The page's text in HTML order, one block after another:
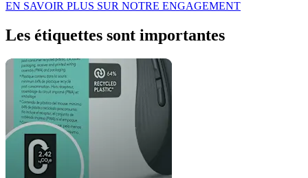
EN SAVOIR PLUS SUR NOTRE ENGAGEMENT
Les étiquettes sont importantes